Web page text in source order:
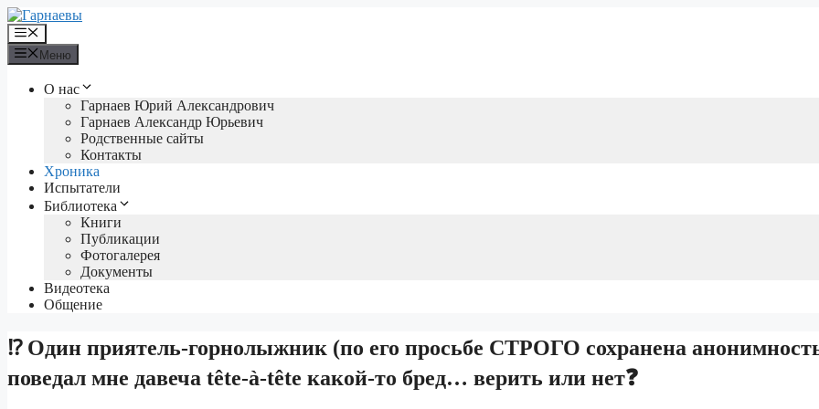
Перейти
к
содержимому
Меню
Меню
О нас
Гарнаев Юрий Александрович
Гарнаев Александр Юрьевич
Родственные сайты
Контакты
Хроника
Испытатели
Библиотека
Книги
Публикации
Фотогалерея
Документы
Видеотека
Общение
⁉️ Один приятель-горнолыжник (по его просьбе СТРОГО сохранена
поведал мне давеча tête-à-tête какой-то бред… верить или нет❓